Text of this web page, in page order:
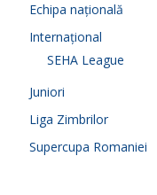
Echipa națională
Internațional
SEHA League
Juniori
Liga Zimbrilor
Supercupa Romaniei